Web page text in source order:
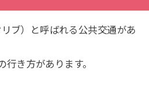
ブ）と呼ばれる公共交通があ
き方があります。